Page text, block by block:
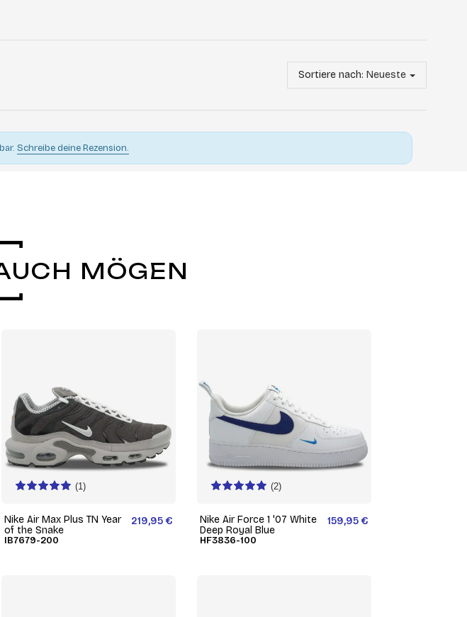
Sortiere nach: Neueste
Schreibe deine Rezension.
MÖGEN
(1)
Nike Air Max Plus TN Year
of the Snake
IB7679-200
219,95 €
(2)
Nike Air Force 1 '07 White
Deep Royal Blue
HF3836-100
159,95 €